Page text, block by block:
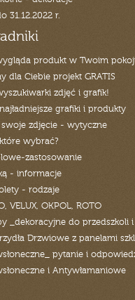
31.12.2022 r.
produkt w Twoim
dla Ciebie projekt GRATIS
zdjęć i grafik!
grafiki i produkty
zdjęcie - wytyczne
wybrać?
zastosowanie
- informacje
- rodzaje
VELUX, OKPOL, ROTO
_dekoracyjne do przedszkoli
Drzwiowe z panelami
pytanie i
i Antywłamaniowe